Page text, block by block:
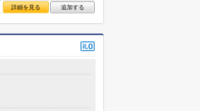
詳細を見る 追加する